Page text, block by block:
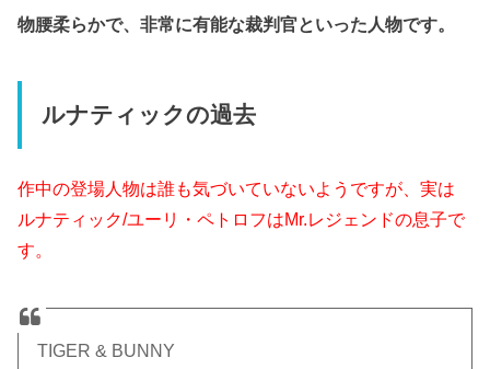
物腰柔らかで、非常に有能な裁判官といった人物です。
ルナティックの過去
作中の登場人物は誰も気づいていないようですが、実は
ルナティック/ユーリ・ペトロフはMr.レジェンドの息子で
す。
TIGER & BUNNY